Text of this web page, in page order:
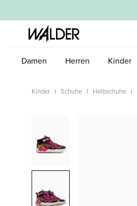
Damen Herren Kinder
Kinder Schuhe Halbschuhe